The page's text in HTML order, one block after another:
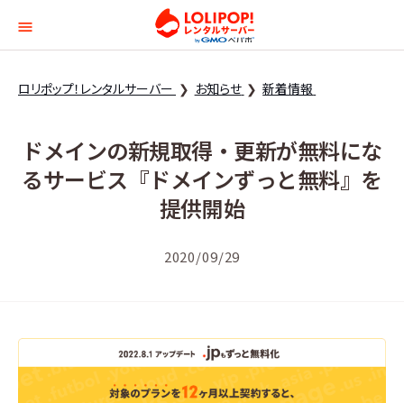
ロリポップ！レンタル
ロリポップ！レンタルサーバー お知らせ 新着情報
ドメインの新規取得・更新が無料にな
るサービス『ドメインずっと無料』を
提供開始
2020/09/29